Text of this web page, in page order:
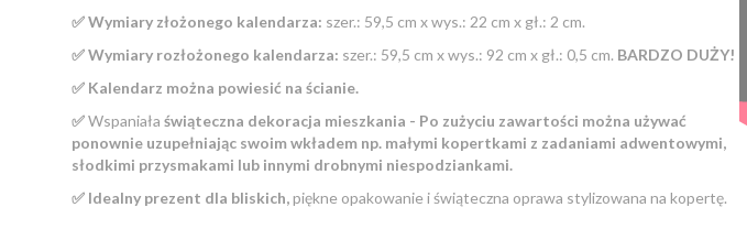
✅ Wymiary złożonego kalendarza: szer.: 59,5 cm x wys.: 22 cm x gł.: 2 cm.
✅ Wymiary rozłożonego kalendarza: szer.: 59,5 cm x wys.: 92 cm x gł.: 0,5 cm. BARDZO DUŻY!
✅ Kalendarz można powiesić na ścianie.
✅Wspaniałaświąteczna dekoracja mieszkania - Po zużyciu zawartości można używać
ponownie uzupełniając swoim wkładem np. małymi kopertkami z zadaniami adwentowymi,
słodkimi przysmakami lub innymi drobnymi niespodziankami.
✅ Idealny prezent dla bliskich,piękne opakowanie i świąteczna oprawa stylizowana na kopertę.